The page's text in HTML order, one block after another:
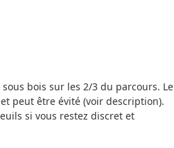
bois sur les 2/3 du parcours. Le
peut être évité (voir description).
si vous restez discret et